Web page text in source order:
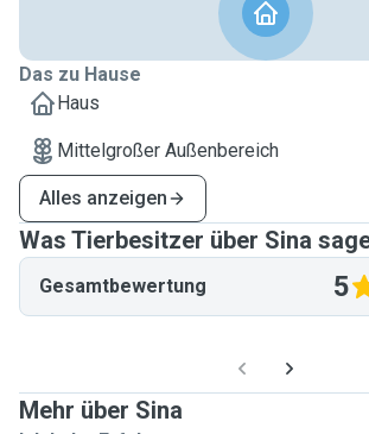
Das zu Hause
Haus
Mittelgroßer Außenbereich
Alles anzeigen
Was Tierbesitzer über Sina
Gesamtbewertung 5
Mehr über Sina